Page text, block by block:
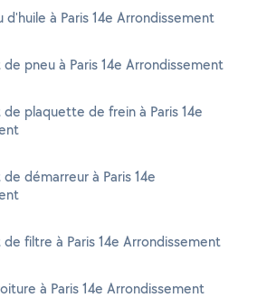
d'huile à Paris 14e Arrondissement
pneu à Paris 14e Arrondissement
plaquette de frein à Paris 14e
démarreur à Paris 14e
filtre à Paris 14e Arrondissement
à Paris 14e Arrondissement